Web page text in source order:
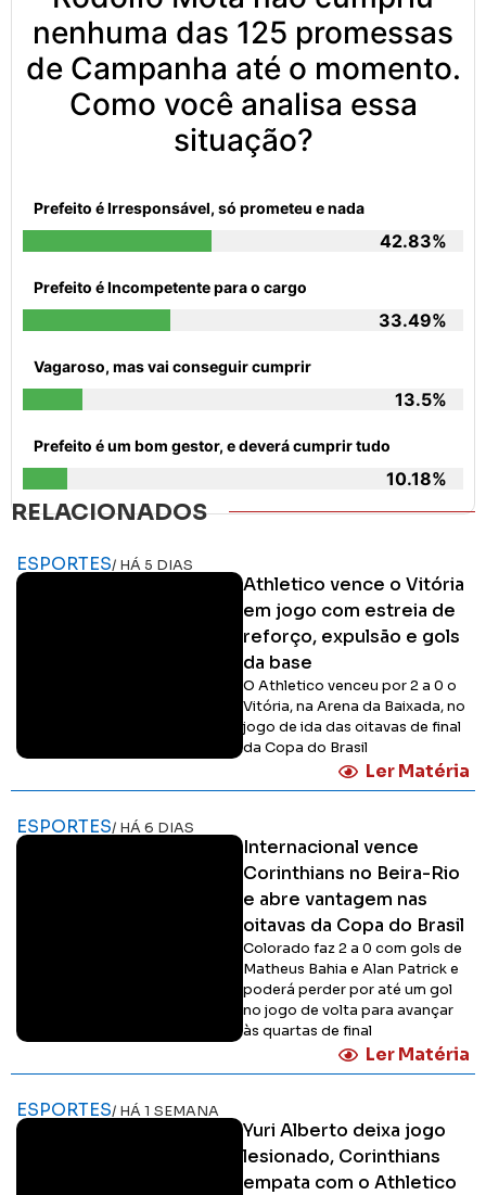
nenhuma das 125 promessas
de Campanha até o momento.
Como você analisa essa
situação?
Prefeito é Irresponsável, só prometeu e nada
42.83%
Prefeito é Incompetente para o cargo
33.49%
Vagaroso, mas vai conseguir cumprir
13.5%
Prefeito é um bom gestor, e deverá cumprir tudo
10.18%
RELACIONADOS
ESPORTES/ HÁ 5 DIAS
Athletico vence o Vitória
em jogo com estreia de
reforço, expulsão e gols
da base
O Athletico venceu por 2 a 0 o
Vitória, na Arena da Baixada, no
jogo de ida das oitavas de final
da Copa do Brasil
Ler Matéria
ESPORTES/ HÁ 6 DIAS
Internacional vence
Corinthians no Beira-Rio
e abre vantagem nas
oitavas da Copa do Brasil
Colorado faz 2 a 0 com gols de
Matheus Bahia e Alan Patrick e
poderá perder por até um gol
no jogo de volta para avançar
às quartas de final
Ler Matéria
ESPORTES/ HÁ 1 SEMANA
Yuri Alberto deixa jogo
lesionado, Corinthians
empata com o Athletico